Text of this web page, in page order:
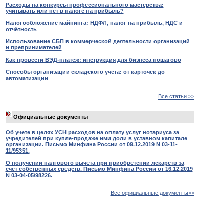
Расходы на конкурсы профессионального мастерства:
учитывать или нет в налоге на прибыль?
Налогообложение майнинга: НДФЛ, налог на прибыль, НДС и
отчётность
Использование СБП в коммерческой деятельности организаций
и препринимателей
Как провести ВЭД-платеж: инструкция для бизнеса пошагово
Способы организации складского учета: от карточек до
автоматизации
Все статьи >>
Официальные документы
Об учете в целях УСН расходов на оплату услуг нотариуса за
учредителей при купле-продаже ими доли в уставном капитале
организации. Письмо Минфина России от 09.12.2019 N 03-11-
11/95351.
О получении налгового вычета при приобретении лекарств за
счет собственных средств. Письмо Минфина России от 16.12.2019
N 03-04-05/98226.
Все официальные документы>>